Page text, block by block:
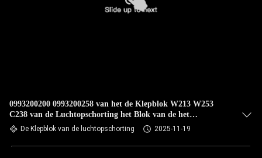
0993200200 0993200258 van het de Klepblok W213 W253
C238 van de Luchtopschorting het Blok van de het
Luchtkussenklep
De Klepblok van de luchtopschorting 2025-11-19